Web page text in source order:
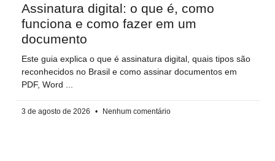
Assinatura digital: o que é, como
funciona e como fazer em um
documento
Este guia explica o que é assinatura digital, quais tipos são
reconhecidos no Brasil e como assinar documentos em
PDF, Word
3 de agosto de 2026 Nenhum comentário